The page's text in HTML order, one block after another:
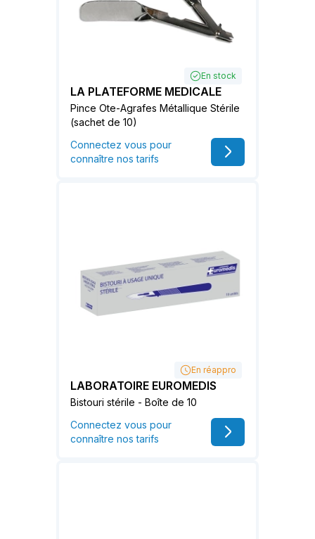
En stock
LA PLATEFORME MEDICALE
Pince Ote-Agrafes Métallique Stérile
(sachet de 10)
Connectez vous pour
connaître nos tarifs
En réappro
LABORATOIRE EUROMEDIS
Bistouri stérile - Boîte de 10
Connectez vous pour
connaître nos tarifs